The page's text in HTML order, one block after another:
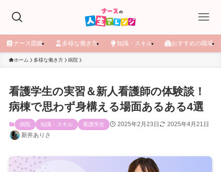
ナース図鑑 多様な働き方 知識・スキル おすすめの職場
ホーム 多様な働き方 病院
看護学生の実習＆新人看護師の体験談！
病棟で思わず身構える場面あるある4選
病院 知識・スキル 看護学生 2025年2月23日
2025年4月21日
新井ありさ